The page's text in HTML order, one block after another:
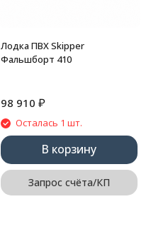
Лодка ПВХ Skipper
Фальшборт 410
98 910 ₽
Осталась 1 шт.
В корзину
Запрос счёта/КП